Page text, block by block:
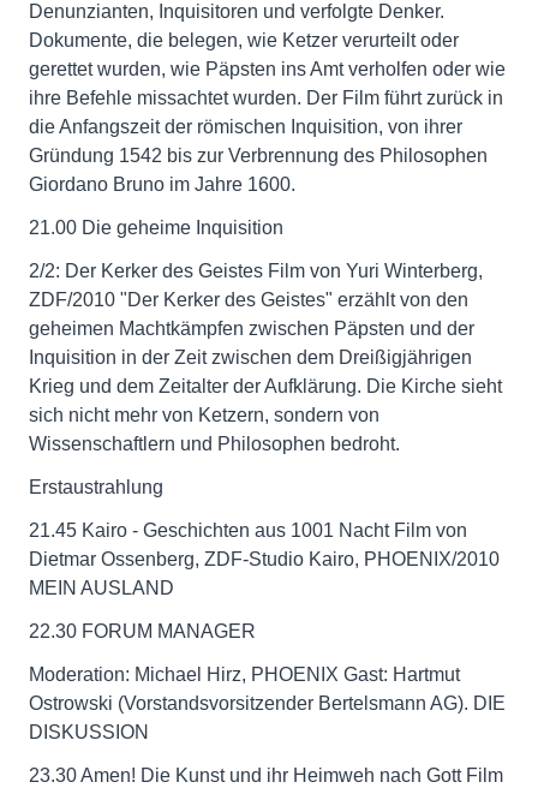
Denunzianten, Inquisitoren und verfolgte Denker.
Dokumente, die belegen, wie Ketzer verurteilt oder
gerettet wurden, wie Päpsten ins Amt verholfen oder wie
ihre Befehle missachtet wurden. Der Film führt zurück in
die Anfangszeit der römischen Inquisition, von ihrer
Gründung 1542 bis zur Verbrennung des Philosophen
Giordano Bruno im Jahre 1600.
21.00 Die geheime Inquisition
2/2: Der Kerker des Geistes Film von Yuri Winterberg,
ZDF/2010 "Der Kerker des Geistes" erzählt von den
geheimen Machtkämpfen zwischen Päpsten und der
Inquisition in der Zeit zwischen dem Dreißigjährigen
Krieg und dem Zeitalter der Aufklärung. Die Kirche sieht
sich nicht mehr von Ketzern, sondern von
Wissenschaftlern und Philosophen bedroht.
Erstaustrahlung
21.45 Kairo - Geschichten aus 1001 Nacht Film von
Dietmar Ossenberg, ZDF-Studio Kairo, PHOENIX/2010
MEIN AUSLAND
22.30 FORUM MANAGER
Moderation: Michael Hirz, PHOENIX Gast: Hartmut
Ostrowski (Vorstandsvorsitzender Bertelsmann AG). DIE
DISKUSSION
23.30 Amen! Die Kunst und ihr Heimweh nach Gott Film